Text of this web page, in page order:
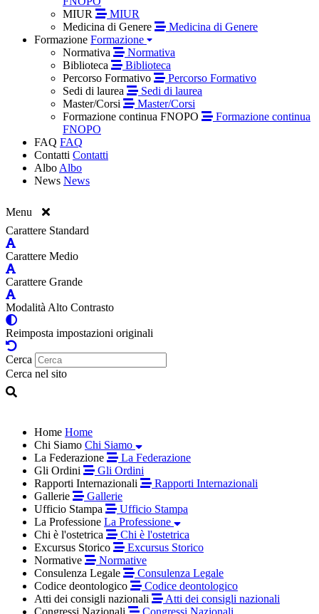
MIUR
MIUR
Medicina di Genere
Medicina di Genere
Formazione Formazione
Normativa
Normativa
Biblioteca
Biblioteca
Percorso Formativo
Percorso Formativo
Sedi di laurea
Sedi di laurea
Master/Corsi
Master/Corsi
Formazione continua FNOPO
Formazione continua
FNOPO
FAQ FAQ
Contatti Contatti
Albo Albo
News News
Menu
Carattere Standard
Carattere Medio
Carattere Grande
Modalità Alto Contrasto
Reimposta impostazioni originali
Cerca
Cerca nel sito
Home Home
Chi Siamo Chi Siamo
La Federazione
La Federazione
Gli Ordini
Gli Ordini
Rapporti Internazionali
Rapporti Internazionali
Gallerie
Gallerie
Ufficio Stampa
Ufficio Stampa
La Professione La Professione
Chi è l'ostetrica
Chi è l'ostetrica
Excursus Storico
Excursus Storico
Normative
Normative
Consulenza Legale
Consulenza Legale
Codice deontologico
Codice deontologico
Atti dei consigli nazionali
Atti dei consigli nazionali
Congressi Nazionali
Congressi Nazionali